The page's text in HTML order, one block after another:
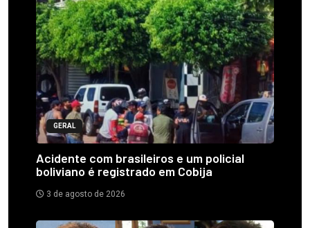
GERAL
Acidente com brasileiros e um policial
boliviano é registrado em Cobija
3 de agosto de 2026